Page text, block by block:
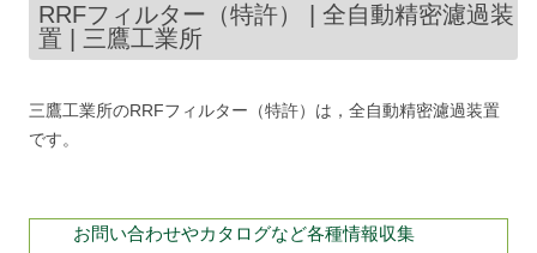
RRFフィルター（特許） | 全自動精密濾過装
置 | 三鷹工業所
三鷹工業所のRRFフィルター（特許）は，全自動精密濾過装置
です。
お問い合わせやカタログなど各種情報収集